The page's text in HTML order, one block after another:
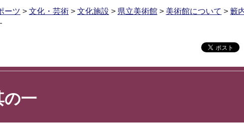
ーツ > 文化・芸術 > 文化施設 > 県立美術館 > 美術館について > 籔
の一